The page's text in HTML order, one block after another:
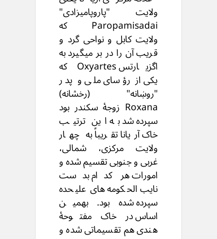
ولایت "پاروپامیزادی"
Paropamisadai که
ولایت کابل و نواحی گرد و
قریب آن را در بر میگیرد به
اگزیارتس Oxyartes که
یکی از رؤسای ملی و پدر
"روښانه" (رخشانه)
Roxana زوجۀ سکندر بود
سپرده شد به این ترتیب
خاک آریانا تقریباً به چهار
ولایت مرکزی، شمالی،
غربی و جنوبی تقسیم شده و
امورات هر کدام بدست
نایب الحکومه های علیحده
سپرده شده بود. بهمین
اساس در خاک مفتوحۀ
هندی هم تقسیماتی شده و